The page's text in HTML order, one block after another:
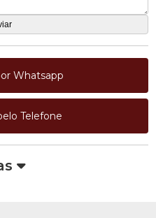
Whatsapp
Telefone